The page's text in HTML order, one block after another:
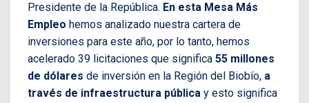
Presidente de la República. En esta Mesa Más
Empleo hemos analizado nuestra cartera de
inversiones para este año, por lo tanto, hemos
acelerado 39 licitaciones que significa 55 millones
de dólares de inversión en la Región del Biobío, a
través de infraestructura pública y esto significa